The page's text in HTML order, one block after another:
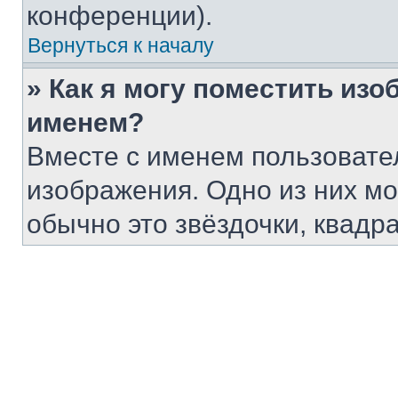
конференции).
Вернуться к началу
» Как я могу поместить
именем?
Вместе с именем
изображения. Одно из них
обычно это звёздочки,